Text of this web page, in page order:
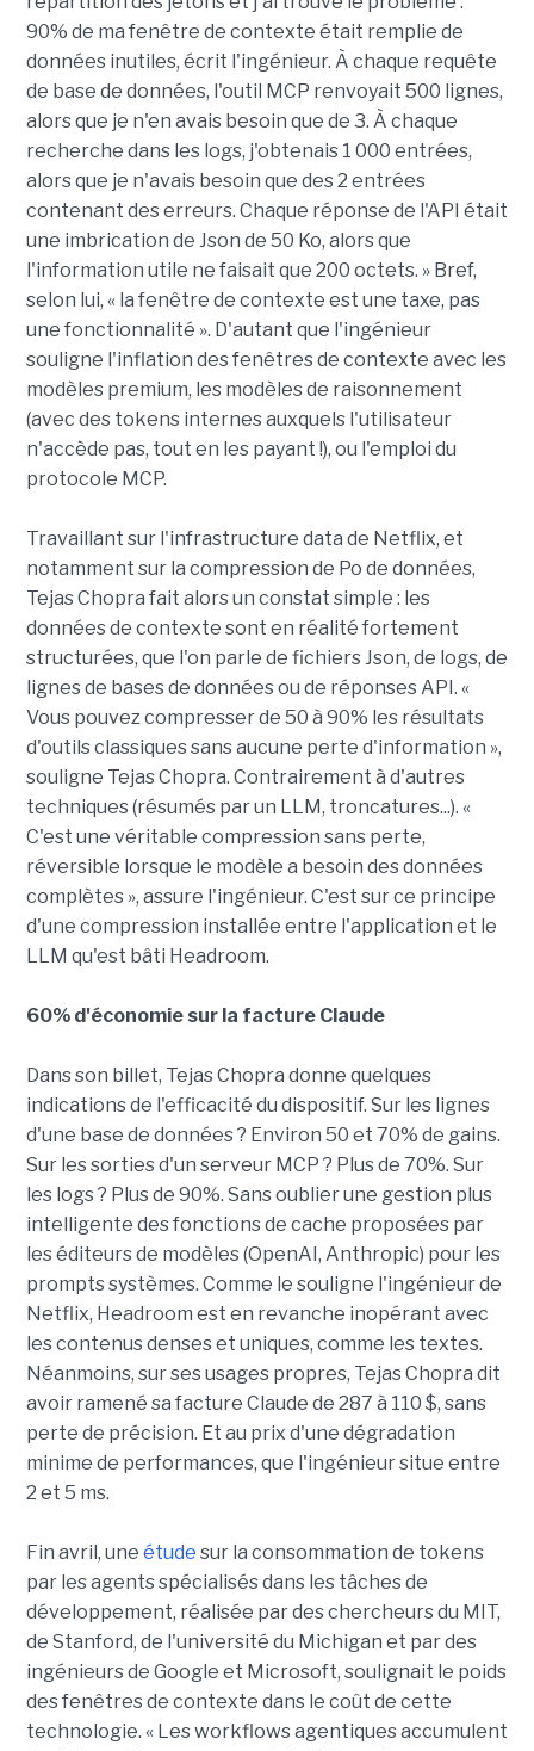
90% de ma fenêtre de contexte était remplie de
données inutiles, écrit l'ingénieur. À chaque requête
de base de données, l'outil MCP renvoyait 500 lignes,
alors que je n'en avais besoin que de 3. À chaque
recherche dans les logs, j'obtenais 1 000 entrées,
alors que je n'avais besoin que des 2 entrées
contenant des erreurs. Chaque réponse de l'API était
une imbrication de Json de 50 Ko, alors que
l'information utile ne faisait que 200 octets. » Bref,
selon lui, « la fenêtre de contexte est une taxe, pas
une fonctionnalité ». D'autant que l'ingénieur
souligne l'inflation des fenêtres de contexte avec les
modèles premium, les modèles de raisonnement
(avec des tokens internes auxquels l'utilisateur
n'accède pas, tout en les payant !), ou l'emploi du
protocole MCP.
Travaillant sur l'infrastructure data de Netflix, et
notamment sur la compression de Po de données,
Tejas Chopra fait alors un constat simple : les
données de contexte sont en réalité fortement
structurées, que l'on parle de fichiers Json, de logs, de
lignes de bases de données ou de réponses API. «
Vous pouvez compresser de 50 à 90% les résultats
d'outils classiques sans aucune perte d'information »,
souligne Tejas Chopra. Contrairement à d'autres
techniques (résumés par un LLM, troncatures...). «
C'est une véritable compression sans perte,
réversible lorsque le modèle a besoin des données
complètes », assure l'ingénieur. C'est sur ce principe
d'une compression installée entre l'application et le
LLM qu'est bâti Headroom.
60% d'économie sur la facture Claude
Dans son billet, Tejas Chopra donne quelques
indications de l'efficacité du dispositif. Sur les lignes
d'une base de données ? Environ 50 et 70% de gains.
Sur les sorties d'un serveur MCP ? Plus de 70%. Sur
les logs ? Plus de 90%. Sans oublier une gestion plus
intelligente des fonctions de cache proposées par
les éditeurs de modèles (OpenAI, Anthropic) pour les
prompts systèmes. Comme le souligne l'ingénieur de
Netflix, Headroom est en revanche inopérant avec
les contenus denses et uniques, comme les textes.
Néanmoins, sur ses usages propres, Tejas Chopra dit
avoir ramené sa facture Claude de 287 à 110 $, sans
perte de précision. Et au prix d'une dégradation
minime de performances, que l'ingénieur situe entre
2 et 5 ms.
Fin avril, une étude sur la consommation de tokens
par les agents spécialisés dans les tâches de
développement, réalisée par des chercheurs du MIT,
de Stanford, de l'université du Michigan et par des
ingénieurs de Google et Microsoft, soulignait le poids
des fenêtres de contexte dans le coût de cette
technologie. « Les workflows agentiques accumulent